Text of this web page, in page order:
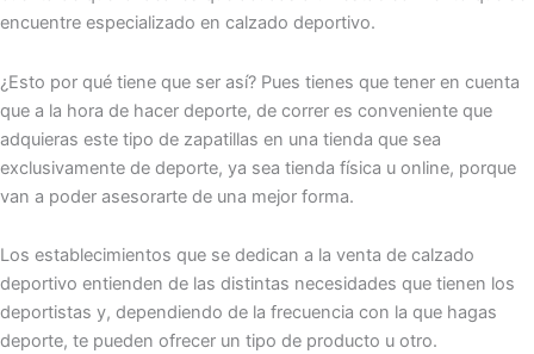
encuentre especializado en calzado deportivo.
¿Esto por qué tiene que ser así? Pues tienes que tener en cuenta
que a la hora de hacer deporte, de correr es conveniente que
adquieras este tipo de zapatillas en una tienda que sea
exclusivamente de deporte, ya sea tienda física u online, porque
van a poder asesorarte de una mejor forma.
Los establecimientos que se dedican a la venta de calzado
deportivo entienden de las distintas necesidades que tienen los
deportistas y, dependiendo de la frecuencia con la que hagas
deporte, te pueden ofrecer un tipo de producto u otro.